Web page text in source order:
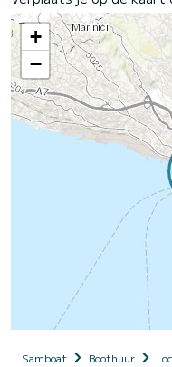
+
−
Samboat Boothuur